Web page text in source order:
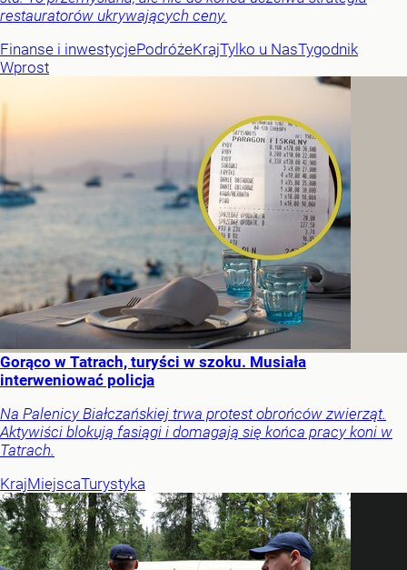
restauratorów ukrywających ceny.
Finanse i inwestycjePodróżeKrajTylko u NasTygodnik
Wprost
Gorąco w Tatrach, turyści w szoku. Musiała
interweniować policja
Na Palenicy Białczańskiej trwa protest obrońców zwierząt.
Aktywiści blokują fasiągi i domagają się końca pracy koni w
Tatrach.
KrajMiejscaTurystyka